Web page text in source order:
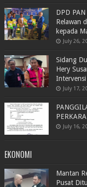
DPD
Relawan
kepada
July 26,
Sidang
Hery
July 17,
July 16,
EKONOMI
Mantan
Pusat